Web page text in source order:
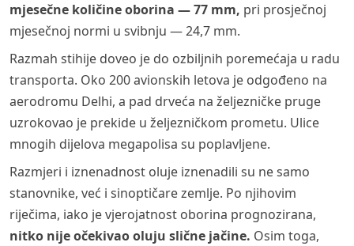
mjesečne količine oborina — 77 mm, pri prosječnoj
mjesečnoj normi u svibnju — 24,7 mm.
Razmah stihije doveo je do ozbiljnih poremećaja u radu
transporta. Oko 200 avionskih letova je odgođeno na
aerodromu Delhi, a pad drveća na željezničke pruge
uzrokovao je prekide u željezničkom prometu. Ulice
mnogih dijelova megapolisa su poplavljene.
Razmjeri i iznenadnost oluje iznenadili su ne samo
stanovnike, već i sinoptičare zemlje. Po njihovim
riječima, iako je vjerojatnost oborina prognozirana,
nitko nije očekivao oluju slične jačine. Osim toga,